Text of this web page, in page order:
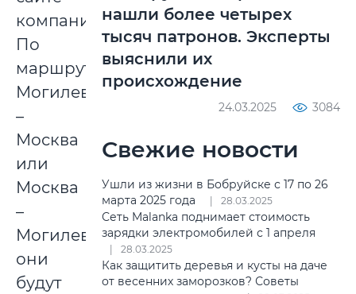
компании.
По
маршруту
Могилев
–
Москва
или
Москва
–
Могилев
они
будут
нашли более четырех
тысяч патронов. Эксперты
выяснили их
происхождение
24.03.2025 3084
Свежие новости
Ушли из жизни в Бобруйске с 17 по 26
марта 2025 года
28.03.2025
Сеть Malanka поднимает стоимость
зарядки электромобилей с 1 апреля
28.03.2025
Как защитить деревья и кусты на даче
от весенних заморозков? Советы